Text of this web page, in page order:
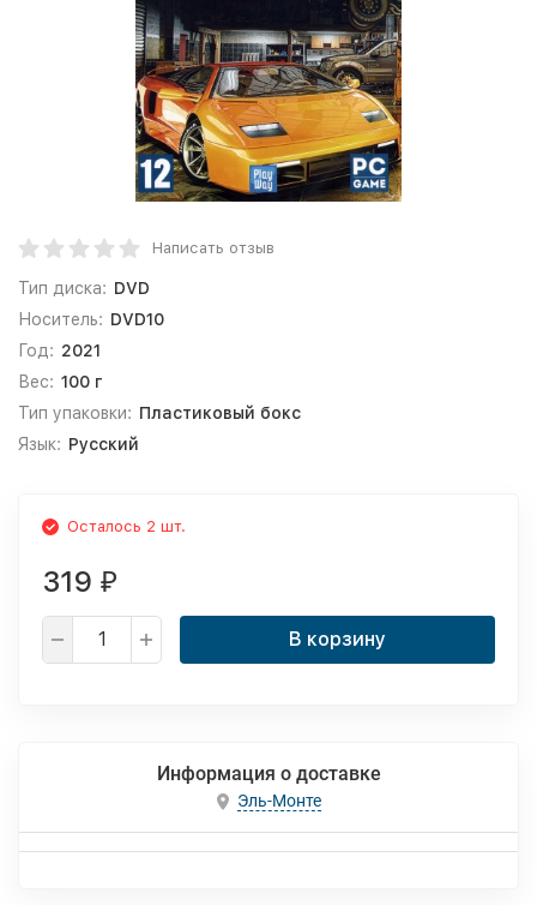
Написать отзыв
Тип диска: DVD
Носитель: DVD10
Год: 2021
Вес: 100 г
Тип упаковки: Пластиковый бокс
Язык: Русский
Осталось 2 шт.
319 ₽
В корзину
Информация о доставке
Эль-Монте